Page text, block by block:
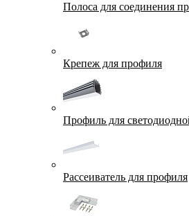
Полоса для соединения
Крепеж для профиля
Профиль для
Рассеиватель для профиля